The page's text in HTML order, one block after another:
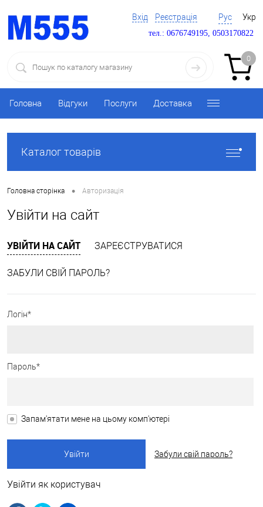
Вхід Реєстрація Рус Укр
тел.: 0676749195, 0503170822
0
Головна Відгуки Послуги Доставка
Каталог товарів
Головна сторінка • Авторизація
Увійти на сайт
УВІЙТИ НА САЙТ ЗАРЕЄСТРУВАТИСЯ
ЗАБУЛИ СВІЙ ПАРОЛЬ?
Логін*
Пароль*
Запам'ятати мене на цьому комп'ютері
Забули свій пароль?
Увійти як користувач